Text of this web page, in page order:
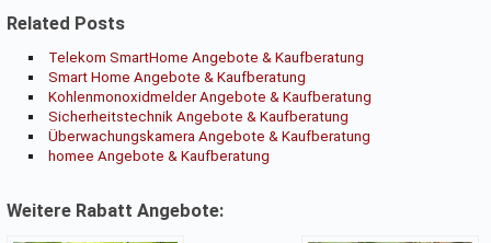
Related Posts
Telekom SmartHome Angebote & Kaufberatung
Smart Home Angebote & Kaufberatung
Kohlenmonoxidmelder Angebote & Kaufberatung
Sicherheitstechnik Angebote & Kaufberatung
Überwachungskamera Angebote & Kaufberatung
homee Angebote & Kaufberatung
Weitere Rabatt Angebote: